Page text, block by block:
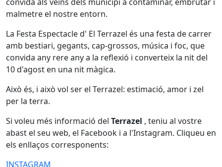
malmetre el nostre entorn.
La Festa Espectacle d' El Terrazel és una festa de carrer
amb bestiari, gegants, cap-grossos, música i foc, que
convida any rere any a la reflexió i converteix la nit del
10 d'agost en una nit màgica.
Això és, i això vol ser el Terrazel: estimació, amor i zel
per la terra.
Si voleu més informació del Terrazel , teniu al vostre
abast el seu web, el Facebook i a l'Instagram. Cliqueu en
els enllaços corresponents:
INSTAGRAM